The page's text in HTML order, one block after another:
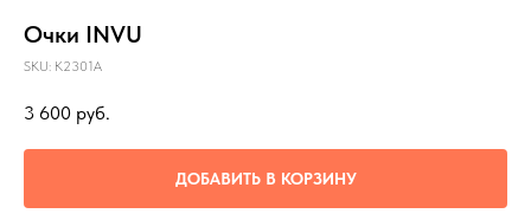
Очки INVU
SKU: K2301A
3 600 руб.
ДОБАВИТЬ В КОРЗИНУ